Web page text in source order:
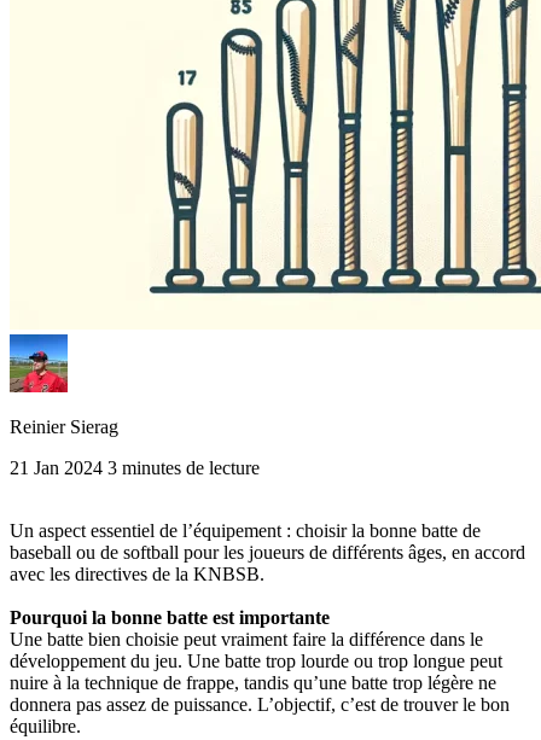
Reinier Sierag
21 Jan 2024 3 minutes de lecture
Un aspect essentiel de l’équipement : choisir la bonne batte de
baseball ou de softball pour les joueurs de différents âges, en accord
avec les directives de la KNBSB.
Pourquoi la bonne batte est importante
Une batte bien choisie peut vraiment faire la différence dans le
développement du jeu. Une batte trop lourde ou trop longue peut
nuire à la technique de frappe, tandis qu’une batte trop légère ne
donnera pas assez de puissance. L’objectif, c’est de trouver le bon
équilibre.